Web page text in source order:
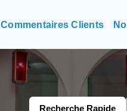
Commentaires Clients
Recherche Rapide